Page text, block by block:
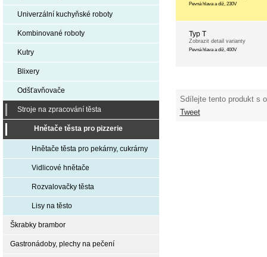
Pevná hlava a díž, 230V
Typ T
Zobrazit detail varianty
Pevná hlava a díž, 400V
Sdílejte tento produkt s
Tweet
Univerzální kuchyňské roboty
Kombinované roboty
Kutry
Blixery
Odšťavňovače
Stroje na zpracování těsta
Hnětače těsta pro pizzerie
Hnětače těsta pro pekárny, cukrárny
Vidlicové hnětače
Rozvalovačky těsta
Lisy na těsto
Škrabky brambor
Gastronádoby, plechy na pečení